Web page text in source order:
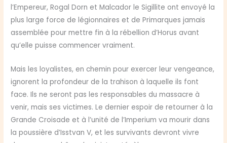
l’Empereur, Rogal Dorn et Malcador le Sigillite ont envoyé la
plus large force de légionnaires et de Primarques jamais
assemblée pour mettre fin à la rébellion d’Horus avant
qu’elle puisse commencer vraiment.
Mais les loyalistes, en chemin pour exercer leur vengeance,
ignorent la profondeur de la trahison à laquelle ils font
face. Ils ne seront pas les responsables du massacre à
venir, mais ses victimes. Le dernier espoir de retourner à la
Grande Croisade et à l’unité de l’Imperium va mourir dans
la poussière d’Isstvan V, et les survivants devront vivre